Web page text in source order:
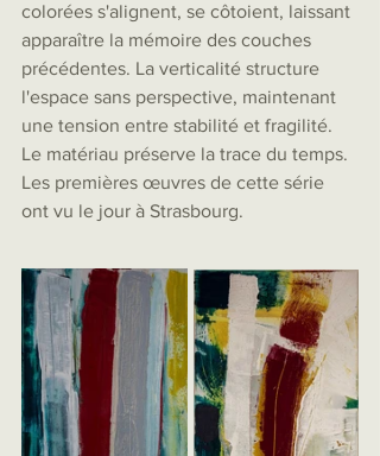
colorées s'alignent, se côtoient, laissant
apparaître la mémoire des couches
précédentes. La verticalité structure
l'espace sans perspective, maintenant
une tension entre stabilité et fragilité.
Le matériau préserve la trace du temps.
Les premières œuvres de cette série
ont vu le jour à Strasbourg.